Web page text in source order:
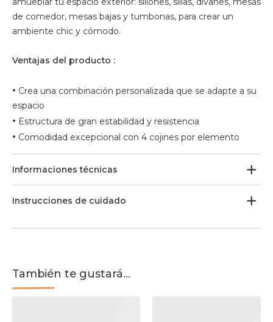
de comedor, mesas bajas y tumbonas, para crear un
ambiente chic y cómodo.
Ventajas del producto :
• Crea una combinación personalizada que se adapte a su
espacio
• Estructura de gran estabilidad y resistencia
• Comodidad excepcional con 4 cojines por elemento
Informaciones técnicas
Instrucciones de cuidado
También te gustará...